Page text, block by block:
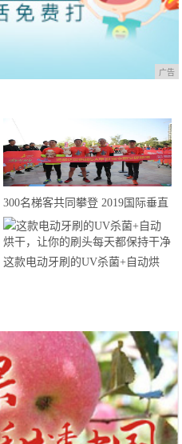
广告
300名梯客共同攀登 2019国际垂直
马拉松超级精英赛顺德海骏达中心
站欢乐开跑
这款电动牙刷的UV杀菌+自动烘